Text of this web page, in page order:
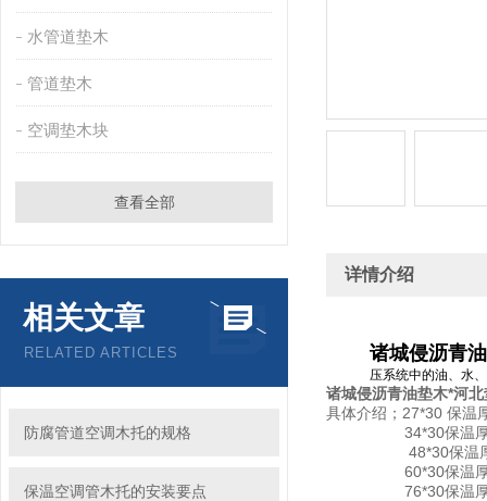
水管道垫木
管道垫木
空调垫木块
查看全部
相关文章
RELATED ARTICLES
防腐管道空调木托的规格
保温空调管木托的安装要点
详情介绍
诸城侵沥青
压系统中的油、水
诸城侵沥青油垫木*河
具体介绍；27*30 保温
34*30保温厚度3公
48*30保温厚度3
60*30保温厚度3公
76*30保温厚度3公